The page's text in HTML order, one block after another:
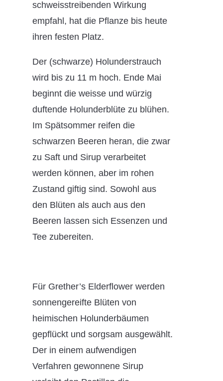
schweisstreibenden Wirkung
empfahl, hat die Pflanze bis heute
ihren festen Platz.
Der (schwarze) Holunderstrauch
wird bis zu 11 m hoch. Ende Mai
beginnt die weisse und würzig
duftende Holunderblüte zu blühen.
Im Spätsommer reifen die
schwarzen Beeren heran, die zwar
zu Saft und Sirup verarbeitet
werden können, aber im rohen
Zustand giftig sind. Sowohl aus
den Blüten als auch aus den
Beeren lassen sich Essenzen und
Tee zubereiten.
Für Grether’s Elderflower werden
sonnengereifte Blüten von
heimischen Holunderbäumen
gepflückt und sorgsam ausgewählt.
Der in einem aufwendigen
Verfahren gewonnene Sirup